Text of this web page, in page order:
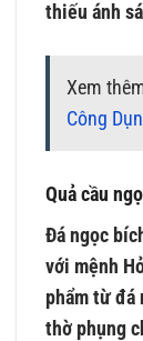
thiếu ánh
Xem
Công
Quả cầu
Đá ngọc
với mệnh
phẩm từ đá
thờ phụng